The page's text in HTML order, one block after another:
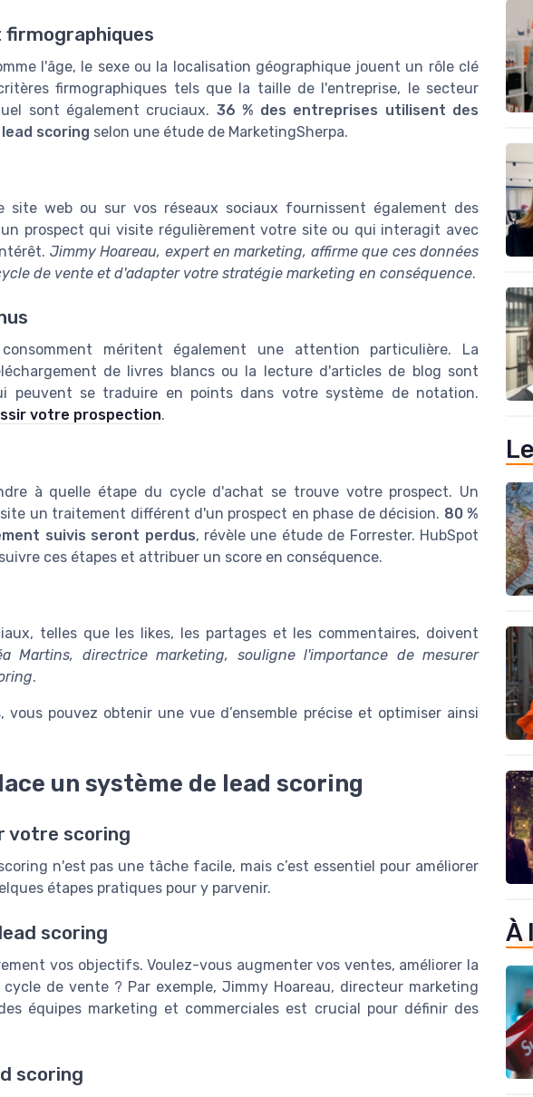
firmographiques
l'âge, le sexe ou la localisation géographique jouent un rôle clé
firmographiques tels que la taille de l'entreprise, le secteur
sont également cruciaux. 36 % des entreprises utilisent des
scoring selon une étude de MarketingSherpa.
site web ou sur vos réseaux sociaux fournissent également des
un prospect qui visite régulièrement votre site ou qui interagit avec
Jimmy Hoareau, expert en marketing, affirme que ces données
de vente et d'adapter votre stratégie marketing en conséquence.
méritent également une attention particulière. La
de livres blancs ou la lecture d'articles de blog sont
peuvent se traduire en points dans votre système de notation.
votre prospection.
à quelle étape du cycle d'achat se trouve votre prospect. Un
un traitement différent d'un prospect en phase de décision. 80 %
suivis seront perdus, révèle une étude de Forrester. HubSpot
ces étapes et attribuer un score en conséquence.
telles que les likes, les partages et les commentaires, doivent
Martins, directrice marketing, souligne l'importance de mesurer
.
pouvez obtenir une vue d’ensemble précise et optimiser ainsi
un système de lead scoring
votre scoring
n'est pas une tâche facile, mais c’est essentiel pour améliorer
étapes pratiques pour y parvenir.
scoring
vos objectifs. Voulez-vous augmenter vos ventes, améliorer la
de vente ? Par exemple, Jimmy Hoareau, directeur marketing
équipes marketing et commerciales est crucial pour définir des
scoring
À